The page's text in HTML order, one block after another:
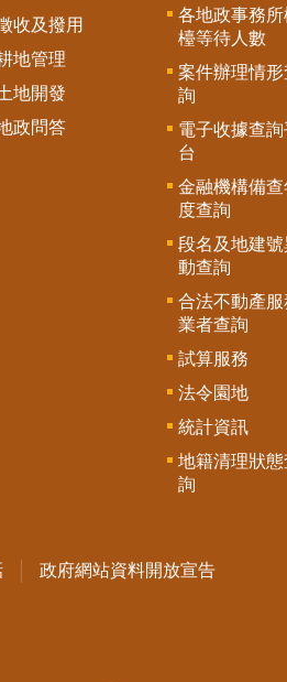
收及撥用
地管理
地開發
政問答
各地政事務所
檯等待人數
案件辦理情形
詢
電子收據查詢
台
金融機構備查
度查詢
段名及地建號
動查詢
合法不動產服
業者查詢
試算服務
法令園地
統計資訊
地籍清理狀態
詢
政府網站資料開放宣告